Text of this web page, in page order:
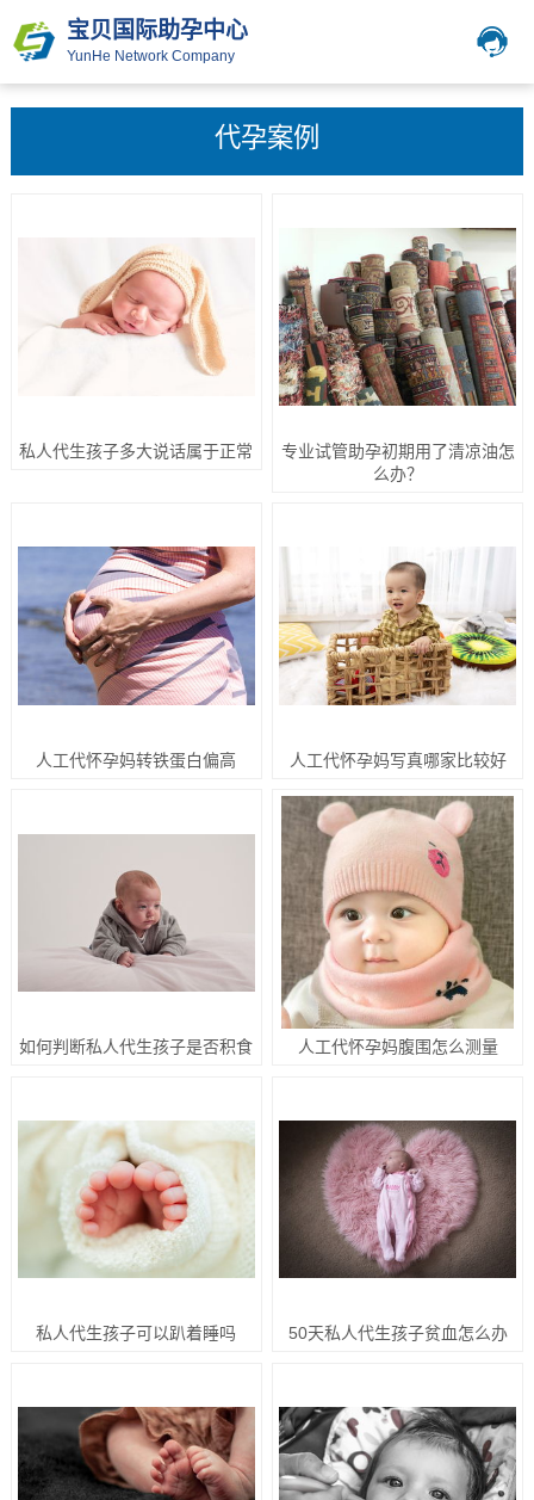
宝贝国际助孕中心
YunHe Network Company
代孕案例
私人代生孩子多大说话属于正常
专业试管助孕初期用了清凉油怎
么办？
人工代怀孕妈转铁蛋白偏高 人工代怀孕妈写真哪家比较好
如何判断私人代生孩子是否积食 人工代怀孕妈腹围怎么测量
私人代生孩子可以趴着睡吗 50天私人代生孩子贫血怎么办